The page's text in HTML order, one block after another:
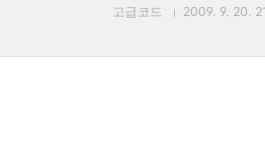
고급코드 2009. 9. 20.